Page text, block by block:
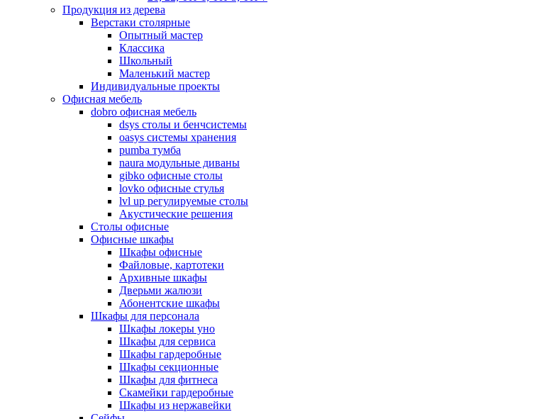
Продукция из дерева
Верстаки столярные
Опытный мастер
Классика
Школьный
Маленький мастер
Индивидуальные проекты
Офисная мебель
dobro офисная мебель
dsys столы и бенчсистемы
oasys системы хранения
pumba тумба
naura модульные диваны
gibko офисные столы
lovko офисные стулья
lvl up регулируемые столы
Акустические решения
Столы офисные
Офисные шкафы
Шкафы офисные
Файловые, картотеки
Архивные шкафы
Дверьми жалюзи
Абонентские шкафы
Шкафы для персонала
Шкафы локеры уно
Шкафы для сервиса
Шкафы гардеробные
Шкафы секционные
Шкафы для фитнеса
Скамейки гардеробные
Шкафы из нержавейки